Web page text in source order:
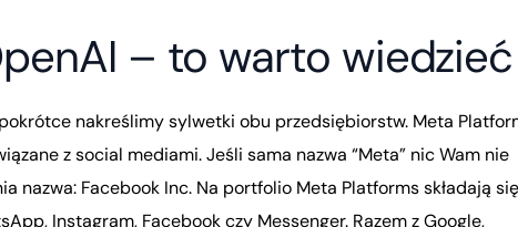
– to warto wiedzieć
nakreślimy sylwetki obu przedsiębiorstw. Meta
z social mediami. Jeśli sama nazwa “Meta” nic Wam nie
nazwa: Facebook Inc. Na portfolio Meta Platforms składają się
Instagram, Facebook czy Messenger. Razem z Google,